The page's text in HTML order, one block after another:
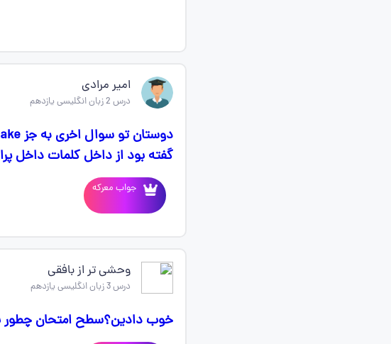
امیر مرادی
درس 2 زبان انگلیسی یازدهم
گفته بود از داخل کلمات داخل
جواب معرکه
وحشی تر از بافقی
درس 3 زبان انگلیسی یازدهم
خوب دادین؟سطح امتحان چطور